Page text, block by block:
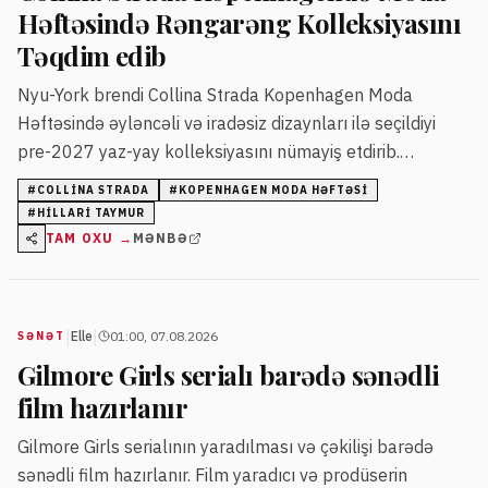
Həftəsində Rəngarəng Kolleksiyasını
Təqdim edib
Nyu-York brendi Collina Strada Kopenhagen Moda
Həftəsində əyləncəli və iradəsiz dizaynları ilə seçildiyi
pre-2027 yaz-yay kolleksiyasını nümayiş etdirib.
Dizayner Hillari Taymur təbii və davamlı materiallarla
yaradılmış kolleksiyasını təqdim edib.
# COLLINA STRADA # KOPENHAGEN MODA HƏFTƏSI
# HILLARI TAYMUR
TAM OXU → MƏNBƏ
SƏNƏT Elle 01:00, 07.08.2026
Gilmore Girls serialı barədə sənədli
film hazırlanır
Gilmore Girls serialının yaradılması və çəkilişi barədə
sənədli film hazırlanır. Film yaradıcı və prodüserin